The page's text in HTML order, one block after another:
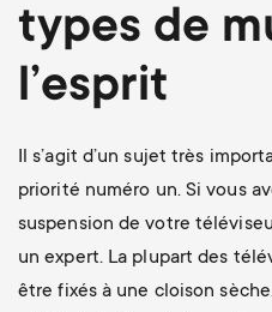
types de
l’esprit
Il s’agit d’un sujet très
priorité numéro un. Si vous
suspension de votre
un expert. La plupart des
être fixés à une cloison